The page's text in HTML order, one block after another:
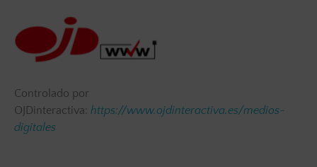
Controlado por
OJDinteractiva: https://www.ojdinteractiva.es/medios-
digitales